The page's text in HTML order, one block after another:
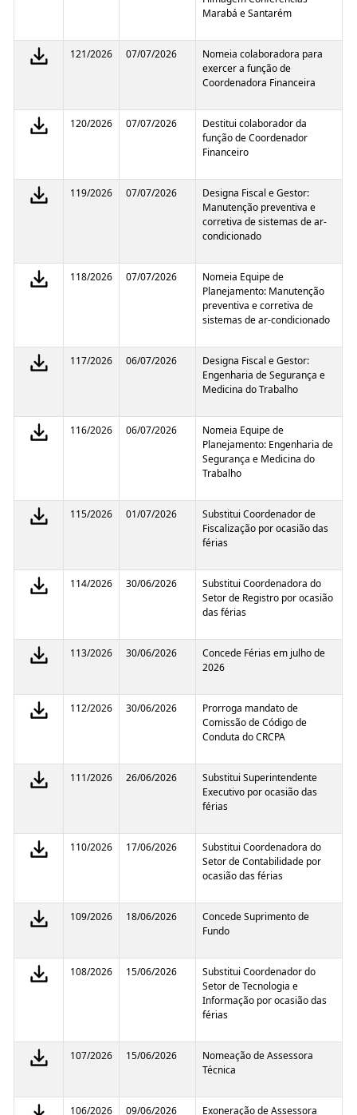
Marabá e Santarém
121/2026 07/07/2026
Nomeia colaboradora para
exercer a função de
Coordenadora Financeira
120/2026 07/07/2026
Destitui colaborador da
função de Coordenador
Financeiro
119/2026 07/07/2026
Designa Fiscal e Gestor:
Manutenção preventiva e
corretiva de sistemas de ar-
condicionado
118/2026 07/07/2026
Nomeia Equipe de
Planejamento: Manutenção
preventiva e corretiva de
sistemas de ar-condicionado
117/2026 06/07/2026
Designa Fiscal e Gestor:
Engenharia de Segurança e
Medicina do Trabalho
116/2026 06/07/2026
Nomeia Equipe de
Planejamento: Engenharia de
Segurança e Medicina do
Trabalho
115/2026 01/07/2026
Substitui Coordenador de
Fiscalização por ocasião das
férias
114/2026 30/06/2026
Substitui Coordenadora do
Setor de Registro por ocasião
das férias
113/2026 30/06/2026
Concede Férias em julho de
2026
112/2026 30/06/2026
Prorroga mandato de
Comissão de Código de
Conduta do CRCPA
111/2026 26/06/2026
Substitui Superintendente
Executivo por ocasião das
férias
110/2026 17/06/2026
Substitui Coordenadora do
Setor de Contabilidade por
ocasião das férias
109/2026 18/06/2026
Concede Suprimento de
Fundo
108/2026 15/06/2026
Substitui Coordenador do
Setor de Tecnologia e
Informação por ocasião das
férias
107/2026 15/06/2026
Nomeação de Assessora
Técnica
106/2026 09/06/2026 Exoneração de Assessora